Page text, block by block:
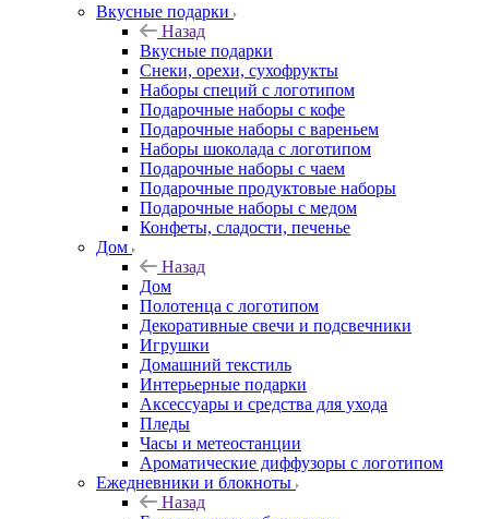
Вкусные подарки
Назад
Вкусные подарки
Снеки, орехи, сухофрукты
Наборы специй с логотипом
Подарочные наборы с кофе
Подарочные наборы с вареньем
Наборы шоколада с логотипом
Подарочные наборы с чаем
Подарочные продуктовые наборы
Подарочные наборы с медом
Конфеты, сладости, печенье
Дом
Назад
Дом
Полотенца с логотипом
Декоративные свечи и подсвечники
Игрушки
Домашний текстиль
Интерьерные подарки
Аксессуары и средства для ухода
Пледы
Часы и метеостанции
Ароматические диффузоры с логотипом
Ежедневники и блокноты
Назад